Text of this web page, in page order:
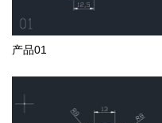
产品01